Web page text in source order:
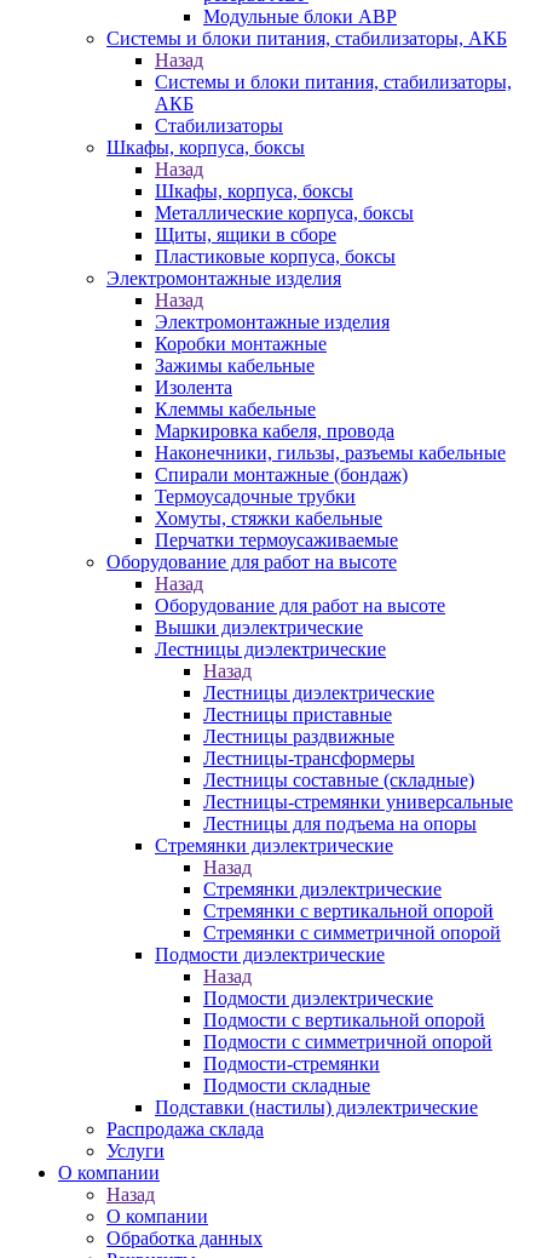
Модульные блоки АВР
Системы и блоки питания, стабилизаторы, АКБ
Назад
Системы и блоки питания, стабилизаторы,
АКБ
Стабилизаторы
Шкафы, корпуса, боксы
Назад
Шкафы, корпуса, боксы
Металлические корпуса, боксы
Щиты, ящики в сборе
Пластиковые корпуса, боксы
Электромонтажные изделия
Назад
Электромонтажные изделия
Коробки монтажные
Зажимы кабельные
Изолента
Клеммы кабельные
Маркировка кабеля, провода
Наконечники, гильзы, разъемы кабельные
Спирали монтажные (бондаж)
Термоусадочные трубки
Хомуты, стяжки кабельные
Перчатки термоусаживаемые
Оборудование для работ на высоте
Назад
Оборудование для работ на высоте
Вышки диэлектрические
Лестницы диэлектрические
Назад
Лестницы диэлектрические
Лестницы приставные
Лестницы раздвижные
Лестницы-трансформеры
Лестницы составные (складные)
Лестницы-стремянки универсальные
Лестницы для подъема на опоры
Стремянки диэлектрические
Назад
Стремянки диэлектрические
Стремянки с вертикальной опорой
Стремянки с симметричной опорой
Подмости диэлектрические
Назад
Подмости диэлектрические
Подмости с вертикальной опорой
Подмости с симметричной опорой
Подмости-стремянки
Подмости складные
Подставки (настилы) диэлектрические
Распродажа склада
Услуги
О компании
Назад
О компании
Обработка данных